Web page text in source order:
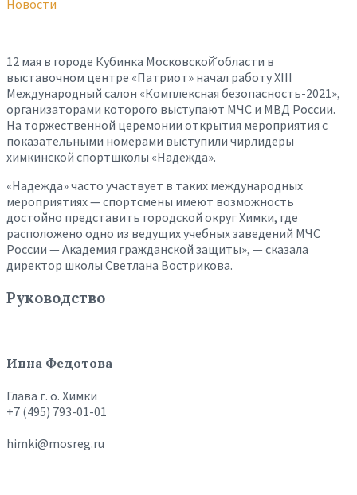
Новости
12 мая в городе Кубинка Московской̆ области в
выставочном центре «Патриот» начал работу XIII
Международный салон «Комплексная безопасность-2021»,
организаторами которого выступают МЧС и МВД России.
На торжественной церемонии открытия мероприятия с
показательными номерами выступили чирлидеры
химкинской спортшколы «Надежда».
«Надежда» часто участвует в таких международных
мероприятиях — спортсмены имеют возможность
достойно представить городской округ Химки, где
расположено одно из ведущих учебных заведений МЧС
России — Академия гражданской защиты», — сказала
директор школы Светлана Вострикова.
Руководство
Инна Федотова
Глава г. о. Химки
+7 (495) 793-01-01
himki@mosreg.ru